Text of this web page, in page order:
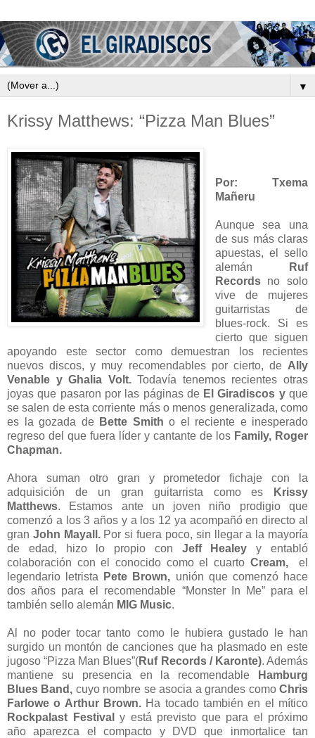
▼
Krissy Matthews: “Pizza Man Blues”
Por: Txema
Mañeru
Aunque sea una
de sus más claras
apuestas, el sello
alemán
Ruf
Records no solo
vive de mujeres
guitarristas de
blues-rock. Si es
cierto que siguen
apoyando este sector como demuestran los recientes
nuevos discos, y muy recomendables por cierto, de Ally
Venable y Ghalia Volt.Todavía tenemos recientes otras
joyas que pasaron por las páginas de El Giradiscos yque
se salen de esta corriente más o menos generalizada, como
es la gozada de Bette Smith o el reciente e inesperado
regreso del que fuera líder y cantante de los Family, Roger
Chapman.
Ahora suman otro gran y prometedor fichaje con la
adquisición de un gran guitarrista como es
Krissy
Matthews. Estamos ante un joven niño prodigio que
comenzó a los 3 años y a los 12 ya acompañó en directo al
gran John Mayall.Por si fuera poco, sin llegar a la mayoría
de edad, hizo lo propio con Jeff Healeyy entabló
colaboración con el conocido como el cuarto Cream,
el
legendario letrista
Pete Brown, unión que comenzó hace
dos años para el recomendable “Monster In Me” para el
también sello alemán MIG Music.
Al no poder tocar tanto como le hubiera gustado le han
surgido un montón de canciones que ha plasmado en este
jugoso “Pizza Man Blues”(Ruf Records / Karonte). Además
mantiene su presencia en la recomendable
Hamburg
Blues Band, cuyo nombre se asocia a grandes comoChris
Farlowe o Arthur Brown. Ha tocado también en el mítico
Rockpalast Festival
y está previsto que para el próximo
año aparezca el compacto y DVD que inmortalice tan